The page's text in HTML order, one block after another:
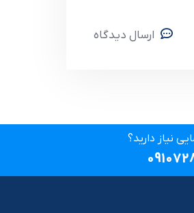
ارسال دیدگاه
نیاز دارید؟